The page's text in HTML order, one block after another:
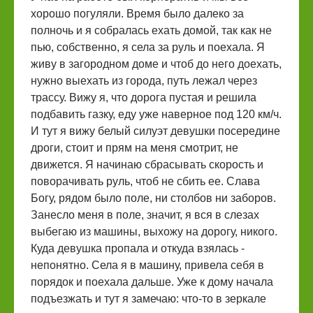
хорошо погуляли. Время было далеко за
полночь и я собралась ехать домой, так как не
пью, собственно, я села за руль и поехала. Я
живу в загородном доме и чтоб до него доехать,
нужно выехать из города, путь лежал через
трассу. Вижу я, что дорога пустая и решила
подбавить газку, еду уже наверное под 120 км/ч.
И тут я вижу белый силуэт девушки посередине
дроги, стоит и прям на меня смотрит, не
движется. Я начинаю сбрасывать скорость и
поворачивать руль, чтоб не сбить ее. Слава
Богу, рядом было поле, ни столбов ни заборов.
Занесло меня в поле, значит, я вся в слезах
выбегаю из машины, выхожу на дорогу, никого.
Куда девушка пропала и откуда взялась -
непонятно. Села я в машину, привела себя в
порядок и поехала дальше. Уже к дому начала
подъезжать и тут я замечаю: что-то в зеркале